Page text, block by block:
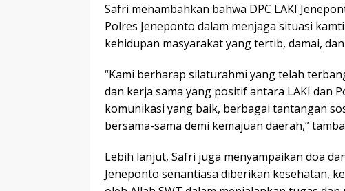
Safri menambahkan bahwa DPC LAKI
Polres Jeneponto dalam menjaga situasi
kehidupan masyarakat yang tertib, damai,
“Kami berharap silaturahmi yang telah
dan kerja sama yang positif antara LAKI dan
komunikasi yang baik, berbagai tantangan
bersama-sama demi kemajuan daerah,”
Lebih lanjut, Safri juga menyampaikan doa
Jeneponto senantiasa diberikan kesehatan,